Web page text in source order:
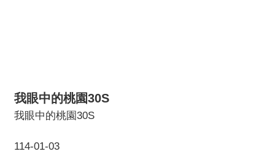
我眼中的桃園30S
114-01-03
我眼中的桃園30S